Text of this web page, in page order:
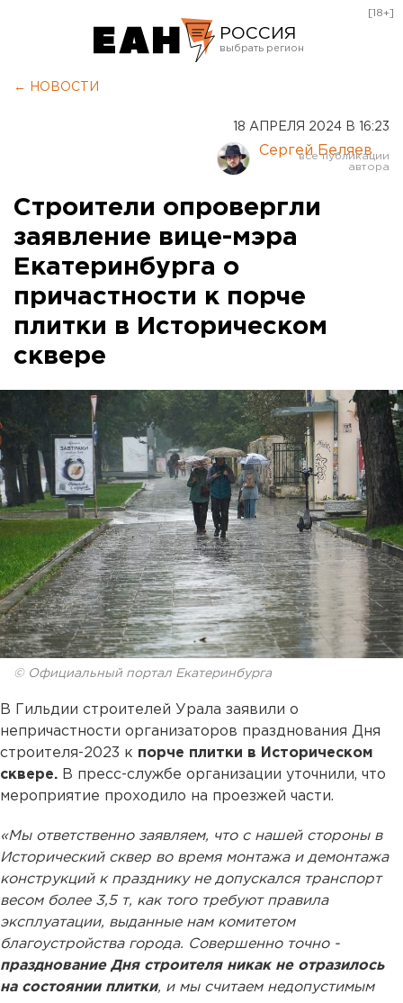
РОССИЯ
Курган
Оренбург
[18+]
← НОВОСТИ
18 АПРЕЛЯ 2024 В 16:23
Сергей Беляев
Строители опровергли
заявление вице-мэра
Екатеринбурга о
причастности к порче
плитки в Историческом
сквере
© Официальный портал Екатеринбурга
В Гильдии строителей Урала заявили о
непричастности организаторов празднования Дня
строителя-2023 к порче плитки в Историческом
сквере. В пресс-службе организации уточнили, что
мероприятие проходило на проезжей части.
«Мы ответственно заявляем, что с нашей стороны в
Исторический сквер во время монтажа и демонтажа
конструкций к празднику не допускался транспорт
весом более 3,5 т, как того требуют правила
эксплуатации, выданные нам комитетом
благоустройства города. Совершенно точно -
празднование Дня строителя никак не отразилось
на состоянии плитки, и мы считаем недопустимым